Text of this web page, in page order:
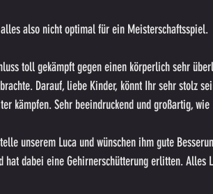
also nicht optimal für ein Meisterschaftsspiel.
toll gekämpft gegen einen körperlich sehr
Darauf, liebe Kinder, könnt Ihr sehr stolz
kämpfen. Sehr beeindruckend und großartig,
unserem Luca und wünschen ihm gute
hat dabei eine Gehirnerschütterung erlitten. Alles